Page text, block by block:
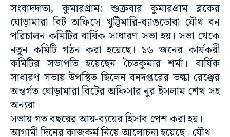
সংবাদদাতা, কুমারগ্রাম: শুক্রবার কুমারগ্রাম ব্লকের
ঘোড়ামারা বিট অফিসে খুট্টিমারি-ব্যাঙডোবা যৌথ বন
পরিচালন কমিটির বার্ষিক সাধারণ সভা হয়। সভা থেকে
নতুন কমিটি গঠন করা হয়েছে। ১৬ জনের কার্যকরী
কমিটির সভাপতি হয়েছেন চৈতকুমার শর্মা। বার্ষিক
সাধারণ সভায় উপস্থিত ছিলেন বনদপ্তরের ভল্কা রেঞ্জের
অন্তর্গত ঘোড়ামারা বিটের অফিসার নুর ইসলাম শেখ সহ
অন্যরা।
সভায় গত বছরের আয়-ব্যয়ের হিসাব পেশ করা হয়।
আগামী দিনের কাজকর্ম নিয়ে আলোচনা হয়েছে। যৌথ